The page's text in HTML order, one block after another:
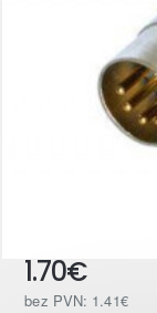
1.70€
bez PVN: 1.41€